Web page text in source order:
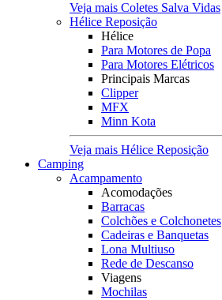
Veja mais Coletes Salva Vidas
Hélice Reposição
Hélice
Para Motores de Popa
Para Motores Elétricos
Principais Marcas
Clipper
MFX
Minn Kota
Veja mais Hélice Reposição
Camping
Acampamento
Acomodações
Barracas
Colchões e Colchonetes
Cadeiras e Banquetas
Lona Multiuso
Rede de Descanso
Viagens
Mochilas